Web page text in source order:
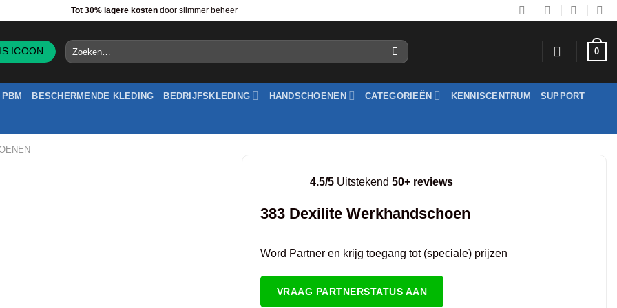
Tot 30% lagere kosten door slimmer beheer
Zoeken
naar:
0
PBM BESCHERMENDE KLEDING BEDRIJFSKLEDING HANDSCHOENEN CATEGORIEËN KENNISCENTRUM SUPPORT
4.5/5 Uitstekend 50+ reviews
383 Dexilite Werkhandschoen
Word Partner en krijg toegang tot (speciale) prijzen
VRAAG PARTNERSTATUS AAN